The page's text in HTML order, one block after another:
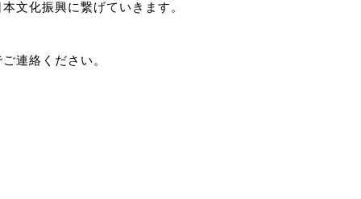
文化振興に繋げていきます。
連絡ください。